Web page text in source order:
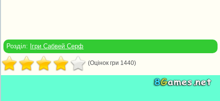
Розділ: Ігри Сабвей Серф
(Оцінок гри 1440)